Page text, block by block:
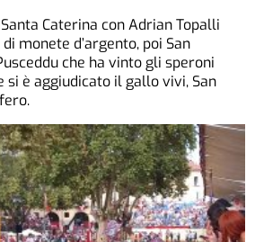
Caterina con Adrian Topalli
monete d’argento, poi San
che ha vinto gli speroni
si è aggiudicato il gallo vivi, San